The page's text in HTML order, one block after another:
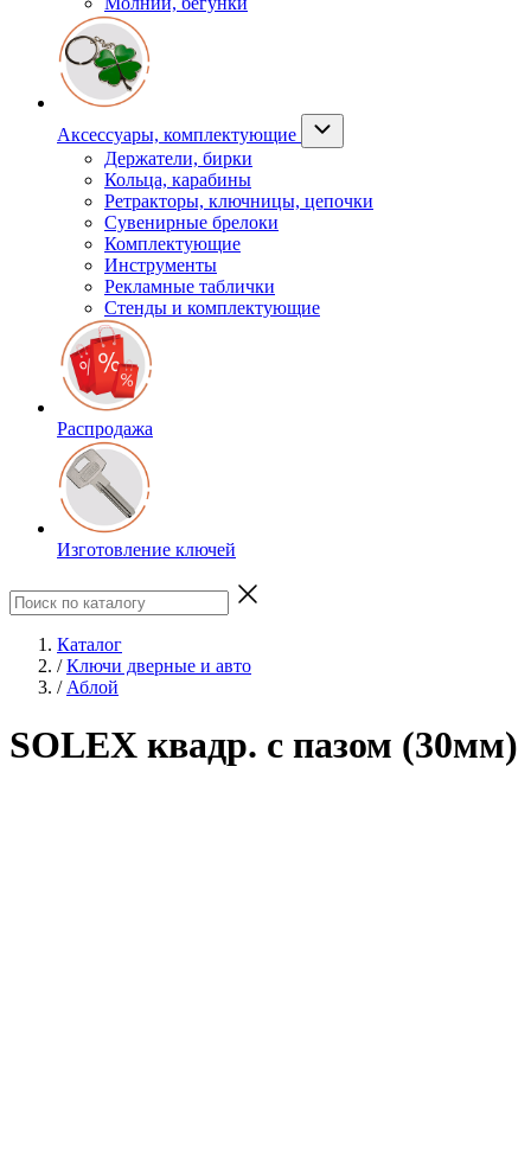
Аксессуары, комплектующие
Держатели, бирки
Кольца, карабины
Ретракторы, ключницы, цепочки
Сувенирные брелоки
Комплектующие
Инструменты
Рекламные таблички
Стенды и комплектующие
Распродажа
Изготовление ключей
Каталог
/ Ключи дверные и авто
/ Аблой
SOLEX квадр. с пазом (30мм)